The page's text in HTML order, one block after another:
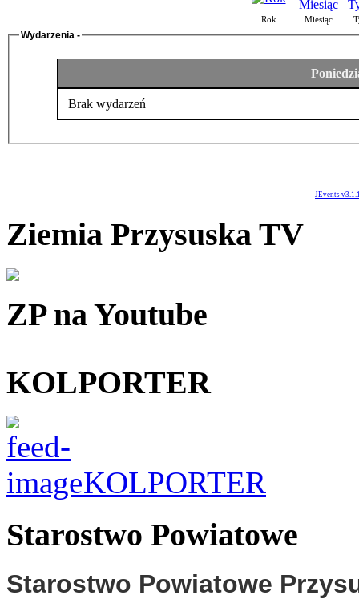
Rok Miesiąc
Wydarzenia -
Brak wydarzeń
JEvents
Ziemia Przysuska TV
ZP na Youtube
KOLPORTER
KOLPORTER
Starostwo Powiatowe
Starostwo Powiatowe